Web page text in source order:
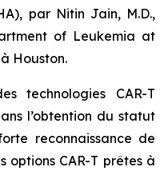
par Nitin Jain, M.D.,
of Leukemia at
Houston.
technologies CAR-T
l’obtention du statut
reconnaissance de
options CAR-T prêtes à